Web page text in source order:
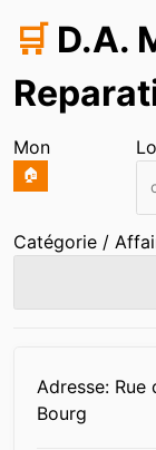
🛒 D.A.
Mon
🏠
Catégorie /
Adresse:
Bourg